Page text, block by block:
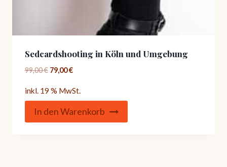
Sedcardshooting in Köln und Umgebung
99,00€ Ursprünglicher
war:
79,00€Aktueller
ist:
inkl. 19 % MwSt.
In den Warenkorb